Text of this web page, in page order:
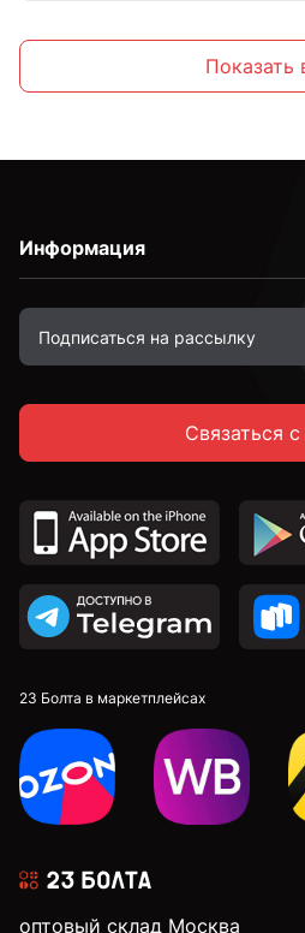
С полной резьбой
DIN 7991 c потайной головкой и
DIN 913 установочные с
к.п. 4,8
к.п. 5,8
Показать
Информация
Связаться
23 Болта в маркетплейсах
оптовый склад Москва